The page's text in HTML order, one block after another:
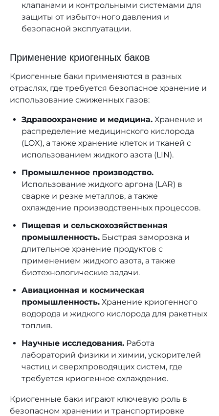
клапанами и контрольными системами для
защиты от избыточного давления и
безопасной эксплуатации.
Применение криогенных баков
Криогенные баки применяются в разных
отраслях, где требуется безопасное хранение и
использование сжиженных газов:
Здравоохранение и медицина. Хранение и
распределение медицинского кислорода
(LOX), а также хранение клеток и тканей с
использованием жидкого азота (LIN).
Промышленное производство.
Использование жидкого аргона (LAR) в
сварке и резке металлов, а также
охлаждение производственных процессов.
Пищевая и сельскохозяйственная
промышленность. Быстрая заморозка и
длительное хранение продуктов с
применением жидкого азота, а также
биотехнологические задачи.
Авиационная и космическая
промышленность. Хранение криогенного
водорода и жидкого кислорода для ракетных
топлив.
Научные исследования. Работа
лабораторий физики и химии, ускорителей
частиц и сверхпроводящих систем, где
требуется криогенное охлаждение.
Криогенные баки играют ключевую роль в
безопасном хранении и транспортировке